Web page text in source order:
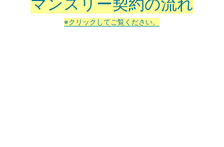
※クリックしてご覧ください。